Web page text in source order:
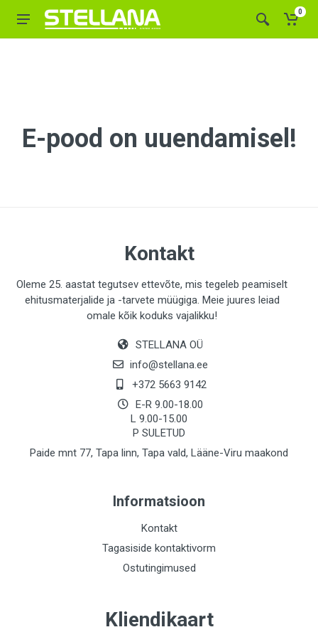
0
E-pood on uuendamisel!
Kontakt
Oleme 25. aastat tegutsev ettevõte, mis tegeleb peamiselt
ehitusmaterjalide ja -tarvete müügiga. Meie juures leiad
omale kõik koduks vajalikku!
STELLANA OÜ
info@stellana.ee
+372 5663 9142
E-R 9.00-18.00
L 9.00-15.00
P SULETUD
Paide mnt 77, Tapa linn, Tapa vald, Lääne-Viru maakond
Informatsioon
Kontakt
Tagasiside kontaktivorm
Ostutingimused
Kliendikaart